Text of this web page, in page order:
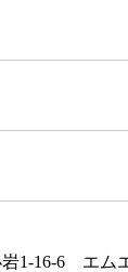
1-16-6 エム